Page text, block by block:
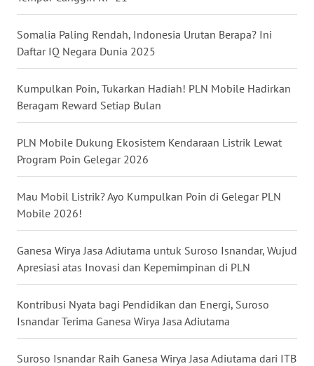
Somalia Paling Rendah, Indonesia Urutan Berapa? Ini
Daftar IQ Negara Dunia 2025
Kumpulkan Poin, Tukarkan Hadiah! PLN Mobile Hadirkan
Beragam Reward Setiap Bulan
PLN Mobile Dukung Ekosistem Kendaraan Listrik Lewat
Program Poin Gelegar 2026
Mau Mobil Listrik? Ayo Kumpulkan Poin di Gelegar PLN
Mobile 2026!
Ganesa Wirya Jasa Adiutama untuk Suroso Isnandar, Wujud
Apresiasi atas Inovasi dan Kepemimpinan di PLN
Kontribusi Nyata bagi Pendidikan dan Energi, Suroso
Isnandar Terima Ganesa Wirya Jasa Adiutama
Suroso Isnandar Raih Ganesa Wirya Jasa Adiutama dari ITB
WN
NUSANTARA
WN
JOGJA
WN
JATIM
WN
WN